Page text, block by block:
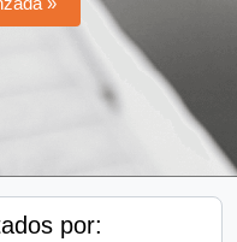
por: